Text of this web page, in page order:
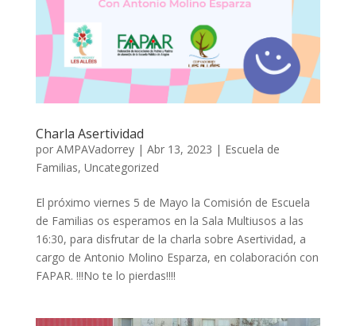
Charla Asertividad
por AMPAVadorrey| Abr 13, 2023 | Escuela de
Familias, Uncategorized
El próximo viernes 5 de Mayo la Comisión de Escuela
de Familias os esperamos en la Sala Multiusos a las
16:30, para disfrutar de la charla sobre Asertividad, a
cargo de Antonio Molino Esparza, en colaboración con
FAPAR. !!!No te lo pierdas!!!!